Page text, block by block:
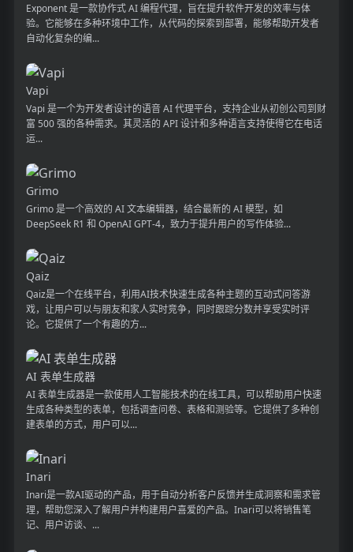
Exponent 是一款协作式 AI 编程代理，旨在提升软件开发的效率与体
验。它能够在多种环境中工作，从代码的探索到部署，能够帮助开发者
自动化复杂的编...
Vapi
Vapi 是一个为开发者设计的语音 AI 代理平台，支持企业从初创公司到财
富 500 强的各种需求。其灵活的 API 设计和多种语言支持使得它在电话
运...
Grimo
Grimo 是一个高效的 AI 文本编辑器，结合最新的 AI 模型，如
DeepSeek R1 和 OpenAI GPT-4，致力于提升用户的写作体验...
Qaiz
Qaiz是一个在线平台，利用AI技术快速生成各种主题的互动式问答游
戏，让用户可以与朋友和家人实时竞争，同时跟踪分数并享受实时评
论。它提供了一个有趣的方...
AI 表单生成器
AI 表单生成器是一款使用人工智能技术的在线工具，可以帮助用户快速
生成各种类型的表单，包括调查问卷、表格和测验等。它提供了多种创
建表单的方式，用户可以...
Inari
Inari是一款AI驱动的产品，用于自动分析客户反馈并生成洞察和需求管
理，帮助您深入了解用户并构建用户喜爱的产品。Inari可以将销售笔
记、用户访谈、...